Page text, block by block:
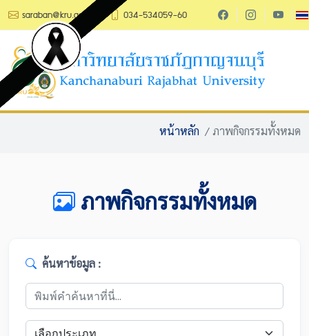
saraban@kru.ac.th 034-534059-60
หน้าหลัก / ภาพกิจกรรมทั้งหมด
ภาพกิจกรรมทั้งหมด
ค้นหาข้อมูล :